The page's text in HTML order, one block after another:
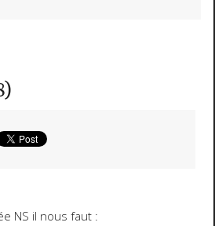
NS il nous faut :